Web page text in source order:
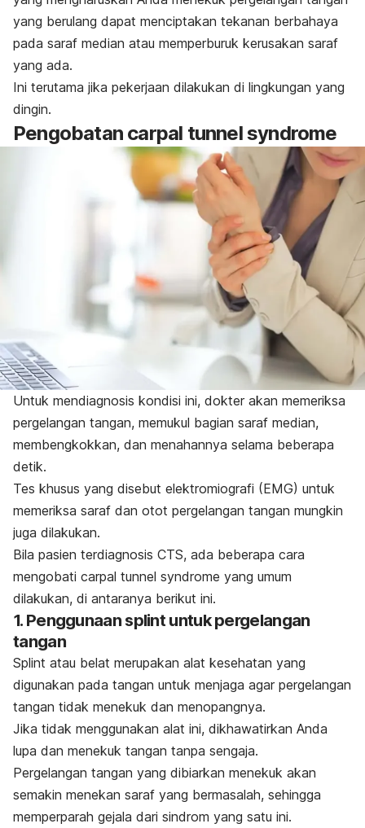
yang berulang dapat menciptakan tekanan berbahaya
pada saraf median atau memperburuk kerusakan saraf
yang ada.
Ini terutama jika pekerjaan dilakukan di lingkungan yang
dingin.
Pengobatan carpal tunnel syndrome
Untuk mendiagnosis kondisi ini, dokter akan memeriksa
pergelangan tangan, memukul bagian saraf median,
membengkokkan, dan menahannya selama beberapa
detik.
Tes khusus yang disebut elektromiografi (EMG) untuk
memeriksa saraf dan otot pergelangan tangan mungkin
juga dilakukan.
Bila pasien terdiagnosis CTS, ada beberapa cara
mengobati carpal tunnel syndrome yang umum
dilakukan, di antaranya berikut ini.
1. Penggunaan splint untuk pergelangan
tangan
Splint atau belat merupakan alat kesehatan yang
digunakan pada tangan untuk menjaga agar pergelangan
tangan tidak menekuk dan menopangnya.
Jika tidak menggunakan alat ini, dikhawatirkan Anda
lupa dan menekuk tangan tanpa sengaja.
Pergelangan tangan yang dibiarkan menekuk akan
semakin menekan saraf yang bermasalah, sehingga
memperparah gejala dari sindrom yang satu ini.